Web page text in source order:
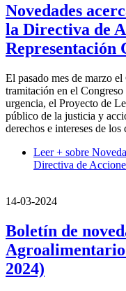
Novedades
la Directiva de
Representación
El pasado mes de marzo
tramitación en el
urgencia, el Proyecto de
público de la justicia y
derechos e intereses de
Leer + sobre
Directiva de
14-03-2024
Boletín de
Agroalimentario
2024)